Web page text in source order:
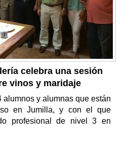
celebra una sesión
vinos y maridaje
alumnos y alumnas que están
en Jumilla, y con el que
profesional de nivel 3 en